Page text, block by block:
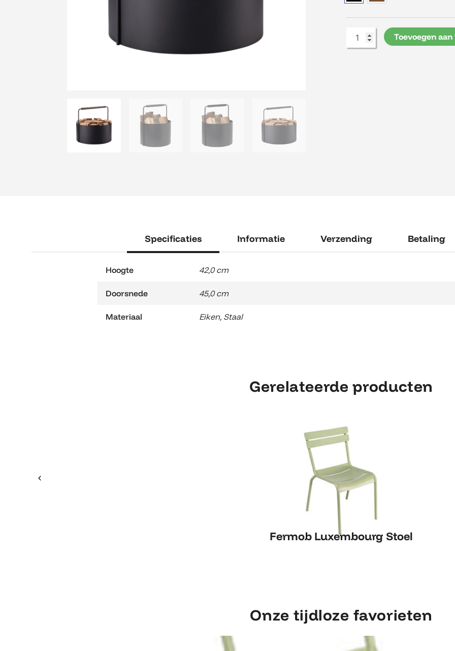
45cm.
doorsnede
Toevoegen
Specificaties Informatie Verzending Betaling
Hoogte 42,0 cm
Doorsnede 45,0 cm
Materiaal Eiken, Staal
Gerelateerde producten
Fermob Luxembourg Stoel
Fermob Luxembourg Stoel
Onze tijdloze favorieten